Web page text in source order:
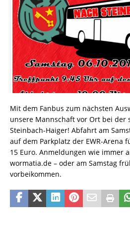
Mit dem Fanbus zum nächsten
unsere Mannschaft vor Ort bei der
Steinbach-Haiger! Abfahrt am
auf dem Parkplatz der EWR-Arena
15 Euro. Anmeldungen wie immer
wormatia.de – oder am Samstag
vorbeikommen.